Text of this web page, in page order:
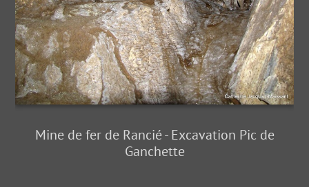
Mine de fer de Rancié - Excavation Pic de
Ganchette